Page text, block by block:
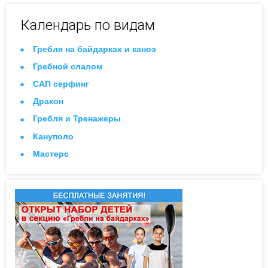
Календарь по видам
Гребля на байдарках и каноэ
Гребной слалом
САП серфинг
Дракон
Гребля и Тренажеры
Кануполо
Мастерс